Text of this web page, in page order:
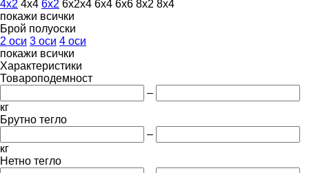
4x2 4x4 6x2 6x2x4 6x4 6x6 8x2 8x4
покажи всички
Брой полуоски
2 оси 3 оси 4 оси
покажи всички
Характеристики
Товароподемност
–
кг
Брутно тегло
–
кг
Нетно тегло